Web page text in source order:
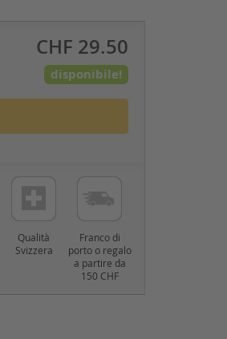
CHF 29.50
disponibile!
Qualità
Svizzera
Franco di
porto o regalo
a partire da
150 CHF